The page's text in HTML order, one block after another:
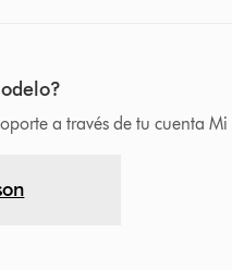
a través de tu cuenta Mi